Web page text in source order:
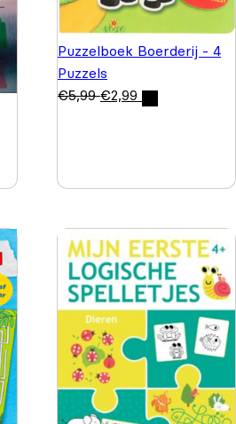
Puzzelboek Boerderij - 4
Puzzels
€5,99 €2,99